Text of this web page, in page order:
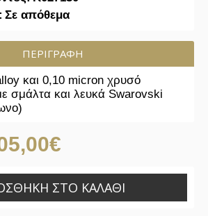
Σε απόθεμα
ΠΕΡΙΓΡΑΦΉ
και 0,10 micron χρυσό
σμάλτα και λευκά Swarovski
ΣΤΟ ΚΑΛΆΘΙ